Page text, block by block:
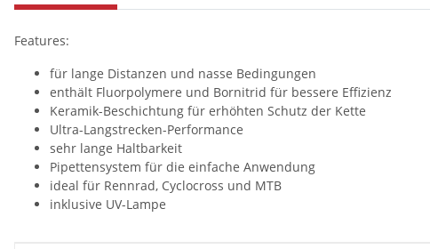
Features:
für lange Distanzen und nasse Bedingungen
enthält Fluorpolymere und Bornitrid für bessere Effizienz
Keramik-Beschichtung für erhöhten Schutz der Kette
Ultra-Langstrecken-Performance
sehr lange Haltbarkeit
Pipettensystem für die einfache Anwendung
ideal für Rennrad, Cyclocross und MTB
inklusive UV-Lampe